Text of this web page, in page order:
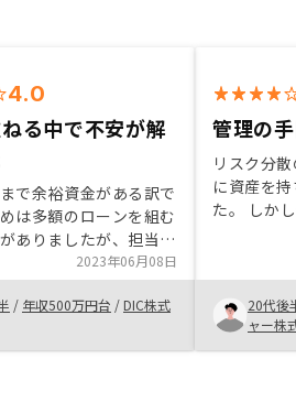
4.0
る中で不安が解
で余裕資金がある訳で
は多額のローンを組む
ありましたが、担当の
投資のメリットやリスク
していただき、何回か
く中でこちらの疑問点
で回答していただけて
れたので購入を決めま
2023年06月08日
/ 年収500万円台 /DIC株式
管理の
リスク分
に資産を
た。 しか
ず、アプ
興味を持
担当者と
がなく、
ろや不安
20代後
ャー株